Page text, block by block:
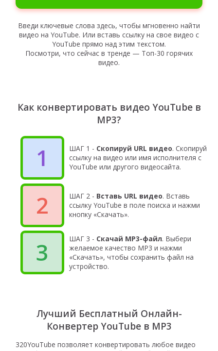
Введи ключевые слова здесь, чтобы мгновенно найти
видео на YouTube. Или вставь ссылку на свое видео с
YouTube прямо над этим текстом.
Посмотри, что сейчас в тренде — Топ-30 горячих
видео.
Как конвертировать видео YouTube в
MP3?
1 ШАГ 1 - Скопируй URL видео. Скопируй
ссылку на видео или имя исполнителя с
YouTube или другого видеосайта.
2 ШАГ 2 - Вставь URL видео. Вставь
ссылку YouTube в поле поиска и нажми
кнопку «Скачать».
3 ШАГ 3 - Скачай MP3-файл. Выбери
желаемое качество MP3 и нажми
«Скачать», чтобы сохранить файл на
устройство.
Лучший Бесплатный Онлайн-
Конвертер YouTube в MP3
320YouTube позволяет конвертировать любое видео